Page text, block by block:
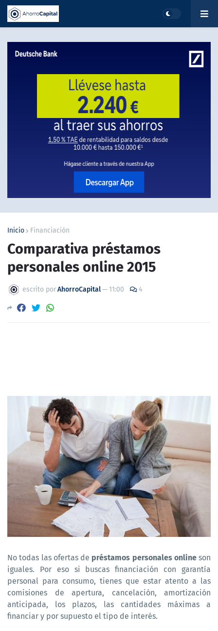
Inicio Financiación
Comparativa préstamos
personales online 2015
escrito porAhorroCapital— 11:00 4
No todas las ofertas de préstamos personales onlineson
iguales. Por eso si buscas financiación con garantía
personal para consumo, tienes que estar atento a las
comisiones de apertura, cancelación, amortización
anticipada, los plazos, las cantidades máximas a
financiar y por supuesto el tipo de interés.